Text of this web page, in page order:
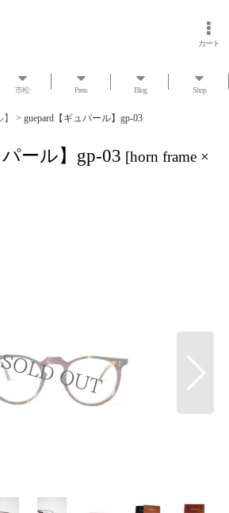
カート
市松 Press Blog Shop
> guepard【ギュパール】gp-03
ール】gp-03 [horn frame ×